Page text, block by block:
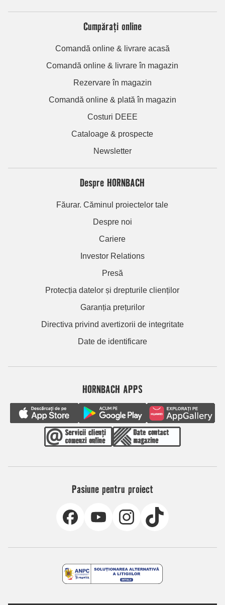
Cumpărați online
Comandă online & livrare acasă
Comandă online & livrare în magazin
Rezervare în magazin
Comandă online & plată în magazin
Costuri DEEE
Cataloage & prospecte
Newsletter
Despre HORNBACH
Făurar. Căminul proiectelor tale
Despre noi
Cariere
Investor Relations
Presă
Protecția datelor și drepturile clienților
Garanția prețurilor
Directiva privind avertizorii de integritate
Date de identificare
HORNBACH APPS
Pasiune pentru proiect